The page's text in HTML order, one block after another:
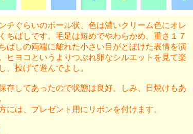
チぐらいのボール状、色は濃いクリーム色にオレ
ちばしです。毛足は短めでやわらかめ、重さ１７
ばしの両端に離れた小さい目がとぼけた表情を演
ヒヨコというよりつぶれ卵なシルエットを見て楽
、投げて遊んでよし。
存してあったので状態は良好。しみ、日焼けもあ
には、プレゼント用にリボンを付けます。